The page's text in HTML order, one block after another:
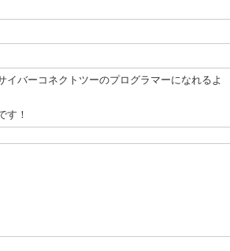
イバーコネクトツーのプログラマーになれるよ
す！